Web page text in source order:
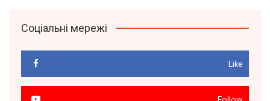
Соціальні мережі
Like